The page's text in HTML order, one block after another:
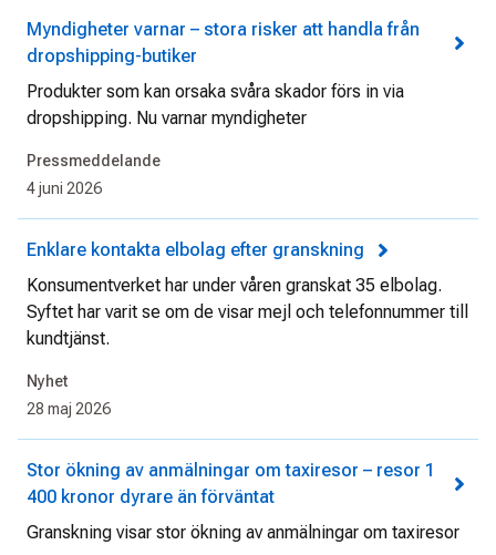
Myndigheter varnar – stora risker att handla från
dropshipping-butiker
Produkter som kan orsaka svåra skador förs in via
dropshipping. Nu varnar myndigheter
Pressmeddelande
4 juni 2026
Enklare kontakta elbolag efter granskning
Konsumentverket har under våren granskat 35 elbolag.
Syftet har varit se om de visar mejl och telefonnummer till
kundtjänst.
Nyhet
28 maj 2026
Stor ökning av anmälningar om taxiresor – resor 1
400 kronor dyrare än förväntat
Granskning visar stor ökning av anmälningar om taxiresor